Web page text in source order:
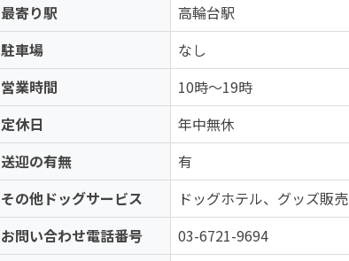
最寄り駅
高輪台駅
駐車場
なし
営業時間
10時～19時
定休日
年中無休
送迎の有無
有
その他ドッグサービス
ドッグホテル、グッズ販売
お問い合わせ電話番号
03-6721-9694